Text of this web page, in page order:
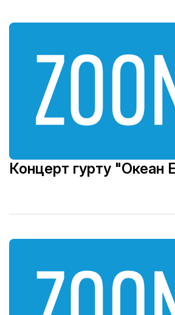
Концерт гурту "Океан